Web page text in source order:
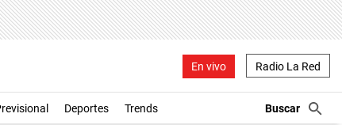
En vivo Radio La Red
Deportes Trends